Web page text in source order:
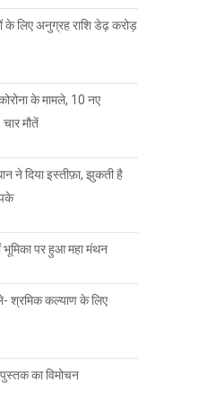
के लिए अनुग्रह राशि डेढ़ करोड़
के मामले, 10 नए
मौतें
ने दिया इस्तीफ़ा, झुकती है
भूमिका पर हुआ महा मंथन
श्रमिक कल्याण के लिए
पुस्तक का विमोचन